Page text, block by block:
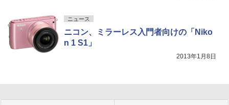
ニュース
ニコン、ミラーレス入門者向けの「Niko
n 1 S1」
2013年1月8日